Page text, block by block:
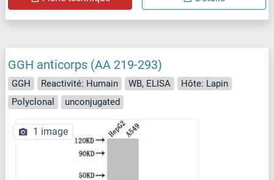
GGH anticorps (AA 219-293)
GGH Reactivité: Humain WB, ELISA
Hôte: Lapin
Polyclonal
unconjugated
1 image